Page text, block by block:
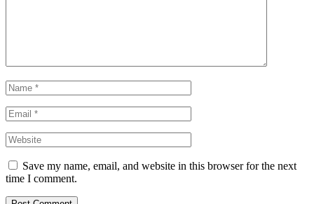
Save my name, email, and website in this browser for the next
time I comment.